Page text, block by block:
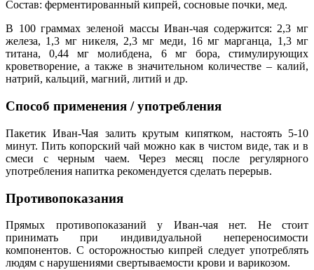
Состав: ферментированный кипрей, сосновые почки, мед.
В 100 граммах зеленой массы Иван-чая содержится: 2,3 мг
железа, 1,3 мг никеля, 2,3 мг меди, 16 мг марганца, 1,3 мг
титана, 0,44 мг молибдена, 6 мг бора, стимулирующих
кроветворение, а также в значительном количестве – калий,
натрий, кальций, магний, литий и др.
Способ применения / употребления
Пакетик Иван-Чая залить крутым кипятком, настоять 5-10
минут. Пить копорский чай можно как в чистом виде, так и в
смеси с черным чаем. Через месяц после регулярного
употребления напитка рекомендуется сделать перерыв.
Противопоказания
Прямых противопоказаний у Иван-чая нет. Не стоит
принимать при индивидуальной непереносимости
компонентов. С осторожностью кипрей следует употреблять
людям с нарушениями свертываемости крови и варикозом.